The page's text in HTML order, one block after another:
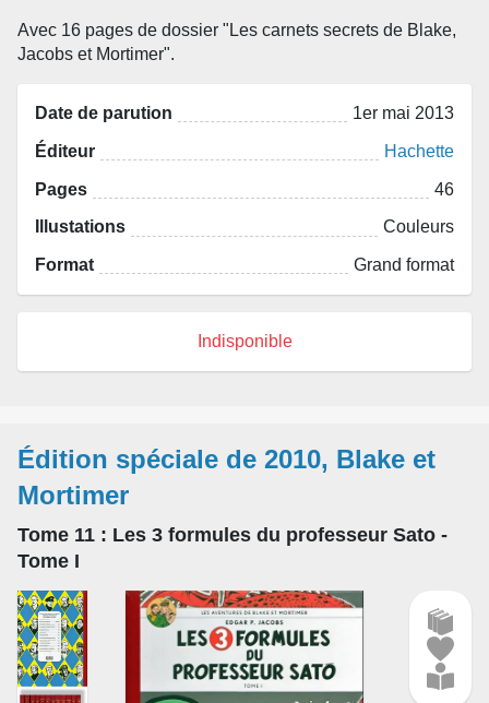
Avec 16 pages de dossier "Les carnets secrets de Blake,
Jacobs et Mortimer".
Date de parution 1er mai 2013
Éditeur Hachette
Pages 46
Illustations Couleurs
Format Grand format
Indisponible
Édition spéciale de 2010, Blake et
Mortimer
Tome 11 : Les 3 formules du professeur Sato -
Tome I